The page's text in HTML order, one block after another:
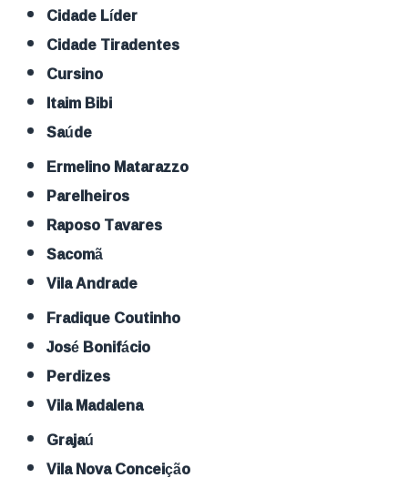
Cidade Líder
Cidade Tiradentes
Cursino
Itaim Bibi
Saúde
Ermelino Matarazzo
Parelheiros
Raposo Tavares
Sacomã
Vila Andrade
Fradique Coutinho
José Bonifácio
Perdizes
Vila Madalena
Grajaú
Vila Nova Conceição